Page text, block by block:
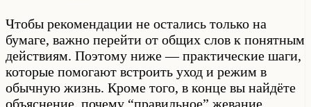
Чтобы рекомендации не остались только на
бумаге, важно перейти от общих слов к понятным
действиям. Поэтому ниже — практические шаги,
которые помогают встроить уход и режим в
обычную жизнь. Кроме того, в конце вы найдёте
объяснение, почему “правильное” жевание